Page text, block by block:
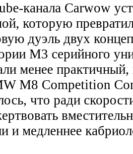
канала Carwow
которую
дуэль двух
M3 серийного
менее практичный,
M8 Competition
что ради
и медленнее